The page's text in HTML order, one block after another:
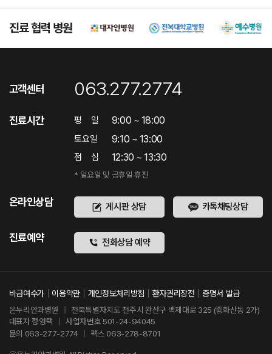
진료 협력 병원
고객센터 063.277.2774
진료시간 평 일 9:00 ~ 18:00
토요일 9:10 ~ 13:00
점 심 12:30 ~ 13:30
* 일요일 및 공휴일 휴진
온라인상담 게시판 상담 카톡채팅상담
진료예약 전화상담 예약
비급여수가 이용약관 개인정보처리방침 환자권리장전
증명서 발급
온누리안과병원
|
전북특별자치도 전주시 완산구 백제대로 325 (중화산동 2가)
대표자 정영택
사업자번호 501-24-94045
문의 063-277-2774
팩스 063-278-8701